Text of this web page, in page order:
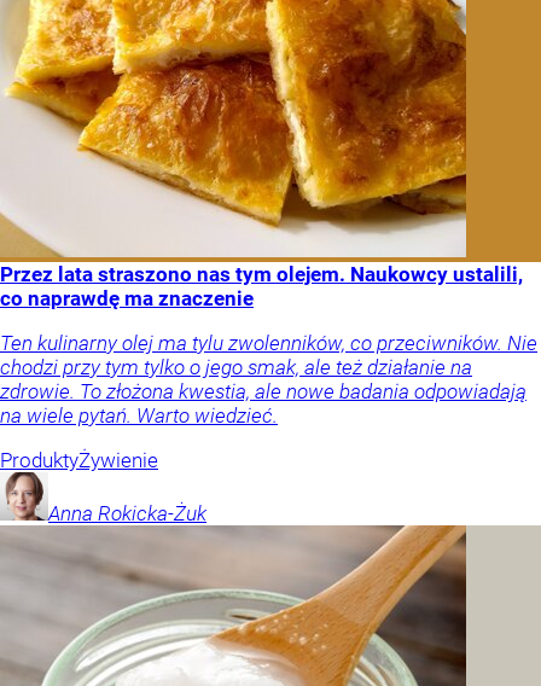
Przez lata straszono nas tym olejem. Naukowcy ustalili,
co naprawdę ma znaczenie
Ten kulinarny olej ma tylu zwolenników, co przeciwników. Nie
chodzi przy tym tylko o jego smak, ale też działanie na
zdrowie. To złożona kwestia, ale nowe badania odpowiadają
na wiele pytań. Warto wiedzieć.
ProduktyŻywienie
Anna Rokicka-Żuk